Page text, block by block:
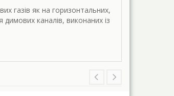
газів як на горизонтальних,
каналів, виконаних із